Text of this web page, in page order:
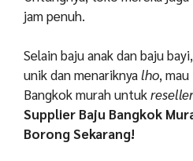
jam penuh.
Selain baju anak dan baju
unik dan menariknyalho,
Bangkok murah untukreseller
Supplier Baju Bangkok
Borong Sekarang!